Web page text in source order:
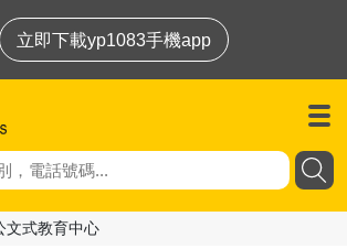
立即下載yp1083手機app
文式教育中心